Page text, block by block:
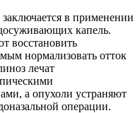
в применении
капель.
восстановить
нормализовать отток
лечат
а опухоли устраняют
операции.